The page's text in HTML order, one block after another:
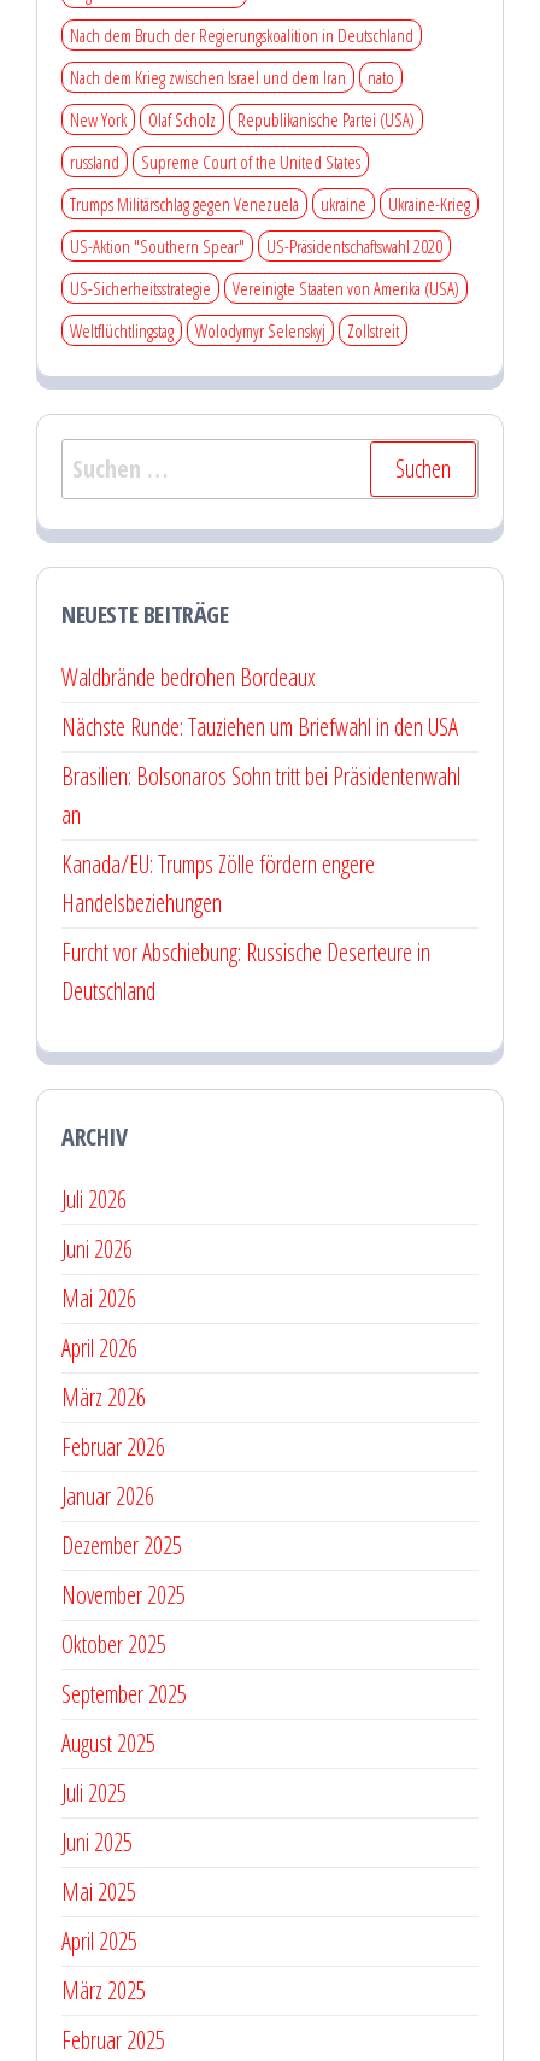
Nach dem Bruch der Regierungskoalition in Deutschland
Nach dem Krieg zwischen Israel und dem Iran
nato
New York
Olaf Scholz
Republikanische Partei (USA)
russland
Supreme Court of the United States
Trumps Militärschlag gegen Venezuela
ukraine
Ukraine-Krieg
US-Aktion "Southern Spear"
US-Präsidentschaftswahl 2020
US-Sicherheitsstrategie
Vereinigte Staaten von Amerika (USA)
Weltflüchtlingstag
Wolodymyr Selenskyj Zollstreit
Suchen
nach:
NEUESTE BEITRÄGE
Waldbrände bedrohen Bordeaux
Nächste Runde: Tauziehen um Briefwahl in den USA
Brasilien: Bolsonaros Sohn tritt bei Präsidentenwahl
an
Kanada/EU: Trumps Zölle fördern engere
Handelsbeziehungen
Furcht vor Abschiebung: Russische Deserteure in
Deutschland
ARCHIV
Juli 2026
Juni 2026
Mai 2026
April 2026
März 2026
Februar 2026
Januar 2026
Dezember 2025
November 2025
Oktober 2025
September 2025
August 2025
Juli 2025
Juni 2025
Mai 2025
April 2025
März 2025
Februar 2025